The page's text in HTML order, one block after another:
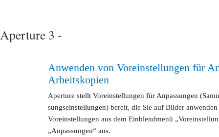
Aperture 3 -
Anwenden von Voreinstellungen für
Arbeitskopien
Aperture stellt Voreinstellungen für Anpassungen
sungseinstellungen) bereit, die Sie auf Bilder
Voreinstellungen aus dem Einblendmenü
„Anpassungen“ aus.